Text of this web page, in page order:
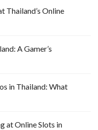
Thailand’s Online
A Gamer’s
in Thailand: What
at Online Slots in